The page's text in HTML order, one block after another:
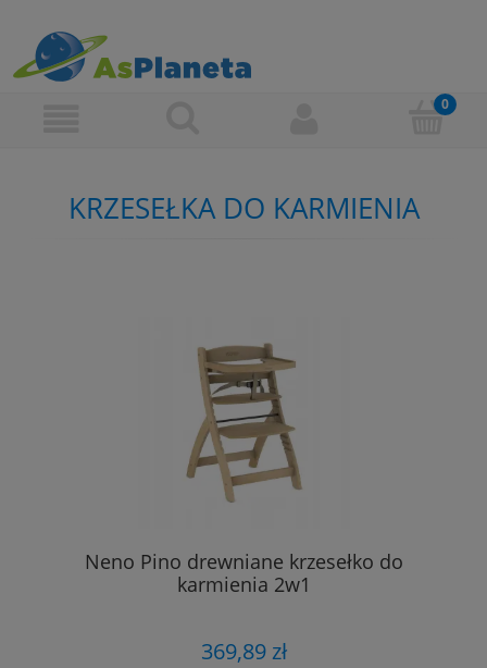
KRZESEŁKA DO KARMIENIA
Neno Pino drewniane krzesełko do
karmienia 2w1
369,89 zł